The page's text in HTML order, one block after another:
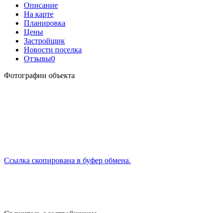
Описание
На карте
Планировка
Цены
Застройщик
Новости поселка
Отзывы0
Фотографии объекта
Ссылка скопирована в буфер обмена.